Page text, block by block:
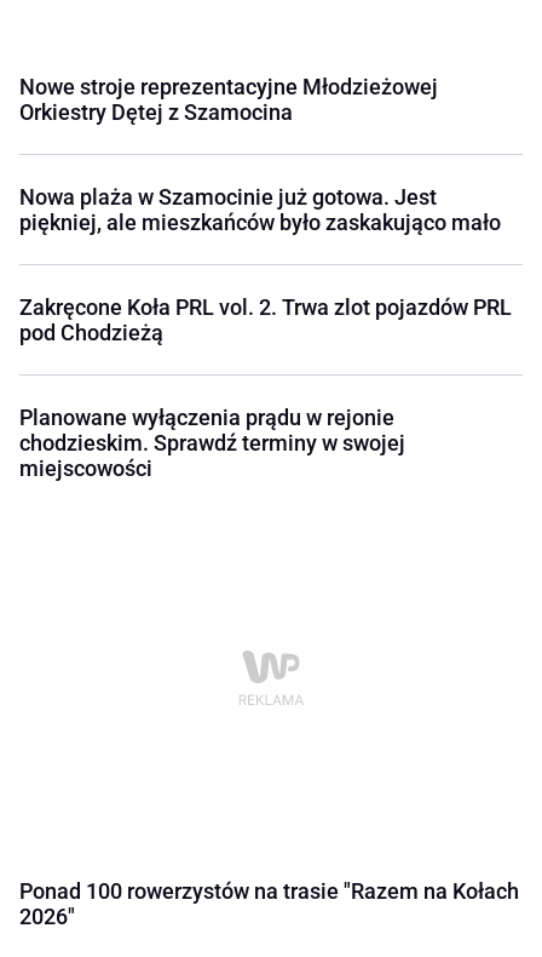
Nowe stroje reprezentacyjne Młodzieżowej
Orkiestry Dętej z Szamocina
Nowa plaża w Szamocinie już gotowa. Jest
piękniej, ale mieszkańców było zaskakująco mało
Zakręcone Koła PRL vol. 2. Trwa zlot pojazdów PRL
pod Chodzieżą
Planowane wyłączenia prądu w rejonie
chodzieskim. Sprawdź terminy w swojej
miejscowości
Ponad 100 rowerzystów na trasie "Razem na Kołach
2026"